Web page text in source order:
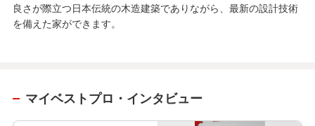
良さが際立つ日本伝統の木造建築でありながら、最新の設計技術
を備えた家ができます。
マイベストプロ・インタビュー